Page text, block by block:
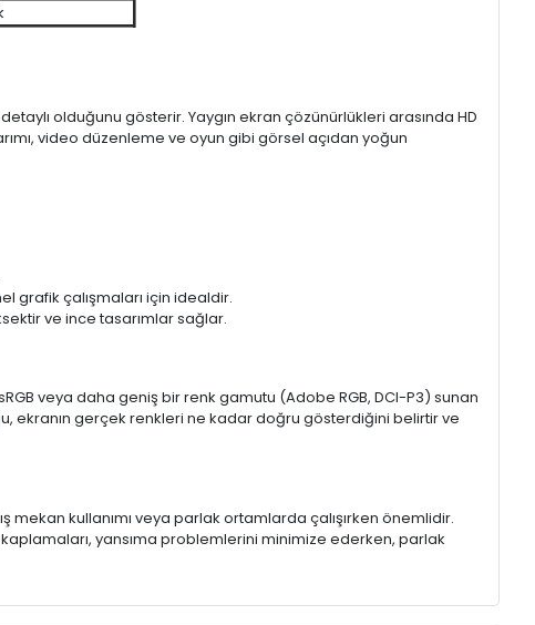
olduğunu gösterir. Yaygın ekran çözünürlükleri arasında HD
video düzenleme ve oyun gibi görsel açıdan yoğun
grafik çalışmaları için idealdir.
ve ince tasarımlar sağlar.
veya daha geniş bir renk gamutu (Adobe RGB, DCI-P3) sunan
ekranın gerçek renkleri ne kadar doğru gösterdiğini belirtir ve
mekan kullanımı veya parlak ortamlarda çalışırken önemlidir.
yansıma problemlerini minimize ederken, parlak